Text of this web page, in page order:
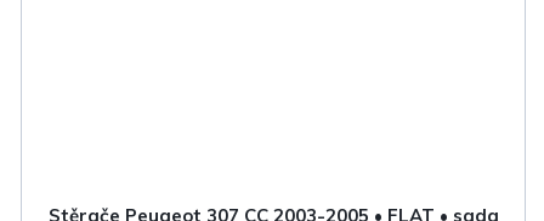
Stěrače Peugeot 307 CC 2003-2005 • FLAT • sada